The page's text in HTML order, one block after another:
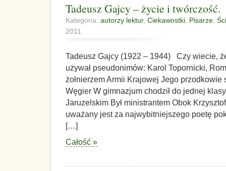
Tadeusz Gajcy – życie i twórczość.
Kategoria: autorzy lektur, Ciekawostki Pisarze
2011
Tadeusz Gajcy (1922 – 1944) Czy wiecie,
używał pseudonimów: Karol Topornicki,
żołnierzem Armii Krajowej Jego
Węgier W gimnazjum chodził do jednej
Jaruzelskim Był ministrantem Obok
uważany jest za najwybitniejszego poetę
[…]
Całość »